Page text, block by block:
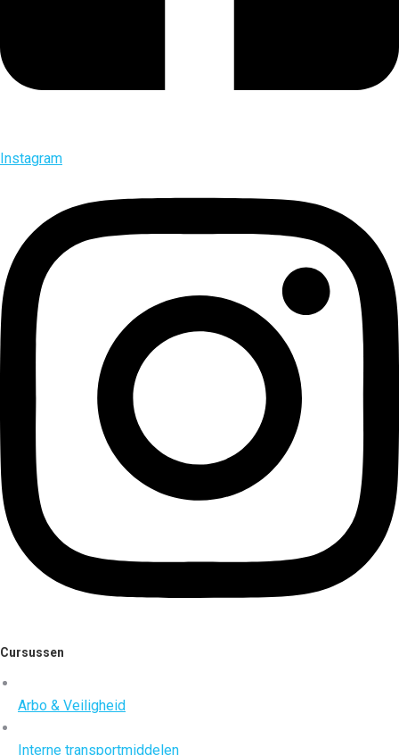
Instagram
Cursussen
Arbo & Veiligheid
Interne transportmiddelen